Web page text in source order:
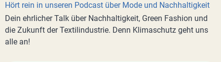
Hört rein in unseren Podcast über Mode und Nachhaltigkeit
Dein ehrlicher Talk über Nachhaltigkeit, Green Fashion und
die Zukunft der Textilindustrie. Denn Klimaschutz geht uns
alle an!